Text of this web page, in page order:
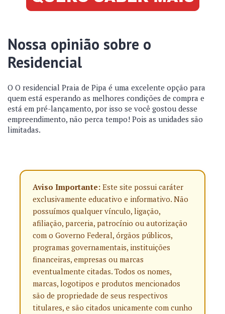
Nossa opinião sobre o
Residencial
O O residencial Praia de Pipa é uma excelente opção para
quem está esperando as melhores condições de compra e
está em pré-lançamento, por isso se você gostou desse
empreendimento, não perca tempo! Pois as unidades são
limitadas.
Aviso Importante: Este site possui caráter
exclusivamente educativo e informativo. Não
possuímos qualquer vínculo, ligação,
afiliação, parceria, patrocínio ou autorização
com o Governo Federal, órgãos públicos,
programas governamentais, instituições
financeiras, empresas ou marcas
eventualmente citadas. Todos os nomes,
marcas, logotipos e produtos mencionados
são de propriedade de seus respectivos
titulares, e são citados unicamente com cunho